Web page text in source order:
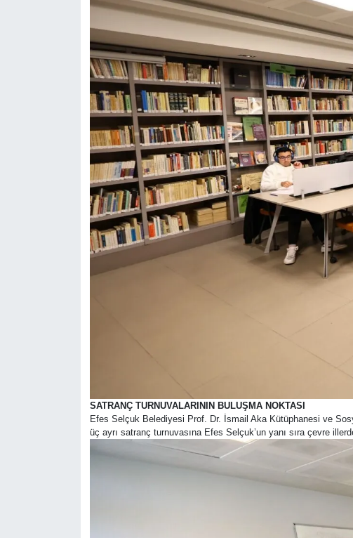
SATRANÇ TURNUVALARININ BULUŞMA NOKTASI
Efes Selçuk Belediyesi Prof. Dr. İsmail Aka Kütüphanesi ve
üç ayrı satranç turnuvasına Efes Selçuk’un yanı sıra çevre